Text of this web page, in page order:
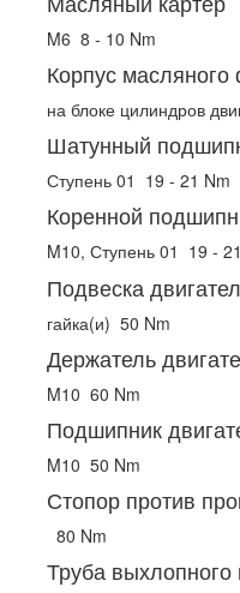
M6 8 - 10 Nm
Корпус масляного
на блоке цилиндров
Шатунный
Ступень 01 19 - 21 Nm
Коренной
M10, Ступень 01 19 -
Подвеска
гайка(и) 50 Nm
Держатель
M10 60 Nm
Подшипник
M10 50 Nm
Стопор против
80 Nm
Труба выхлопного